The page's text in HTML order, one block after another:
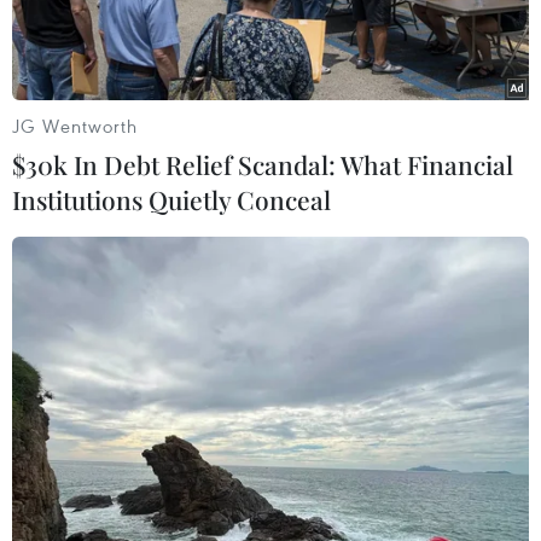
Dầu ăn giá rẻ được bày bán tràn lan tại các chợ đầu mối.
(Ảnh: Sĩ Dũng/Vietnam+)
Theo thông tin từ Công an tỉnh Hưng Yên, Cơ
JG Wentworth
$30k In Debt Relief Scandal: What Financial
Institutions Quietly Conceal